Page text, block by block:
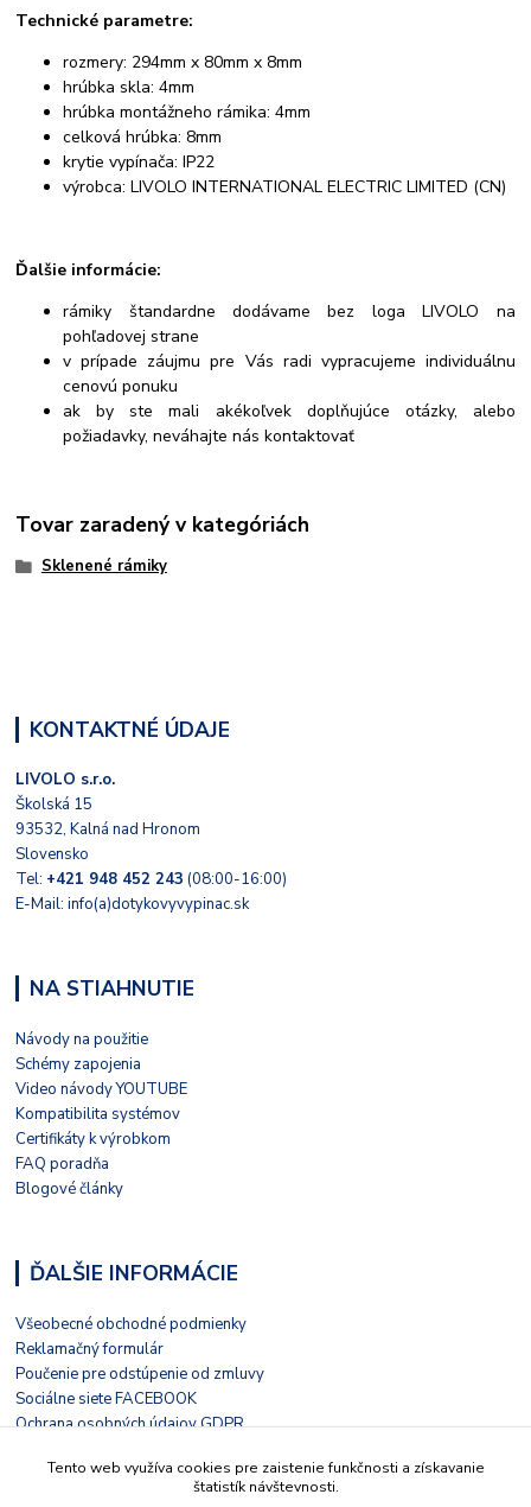
Technické parametre:
rozmery: 294mm x 80mm x 8mm
hrúbka skla: 4mm
hrúbka montážneho rámika: 4mm
celková hrúbka: 8mm
krytie vypínača: IP22
výrobca: LIVOLO INTERNATIONAL ELECTRIC LIMITED (CN)
Ďalšie informácie:
rámiky štandardne dodávame bez loga LIVOLO na
pohľadovej strane
v prípade záujmu pre Vás radi vypracujeme individuálnu
cenovú ponuku
ak by ste mali akékoľvek doplňujúce otázky, alebo
požiadavky, neváhajte nás kontaktovať
Tovar zaradený v kategóriách
Sklenené rámiky
KONTAKTNÉ ÚDAJE
LIVOLO s.r.o.
Školská 15
93532, Kalná nad Hronom
Slovensko
Tel: +421 948 452 243 (08:00-16:00)
E-Mail: info(a)dotykovyvypinac.sk
NA STIAHNUTIE
Návody na použitie
Schémy zapojenia
Video návody YOUTUBE
Kompatibilita systémov
Certifikáty k výrobkom
FAQ poradňa
Blogové články
ĎALŠIE INFORMÁCIE
Všeobecné obchodné podmienky
Reklamačný formulár
Poučenie pre odstúpenie od zmluvy
Sociálne siete FACEBOOK
Ochrana osobných údajov GDPR
Kontaktný formulár
Tento web využíva cookies pre zaistenie funkčnosti a získavanie
štatistík návštevnosti.